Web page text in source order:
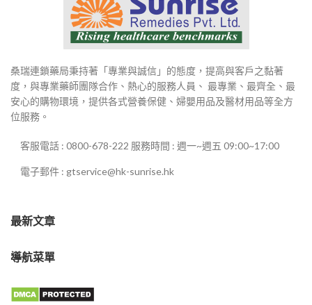
桑瑞連鎖藥局秉持著「專業與誠信」的態度，提高與客戶之黏著
度，與專業藥師團隊合作、熱心的服務人員、 最專業、最齊全、最
安心的購物環境，提供各式營養保健、婦嬰用品及醫材用品等全方
位服務。
客服電話 : 0800-678-222 服務時間 : 週一~週五 09:00~17:00
電子郵件 : gtservice@hk-sunrise.hk
最新文章
導航菜單